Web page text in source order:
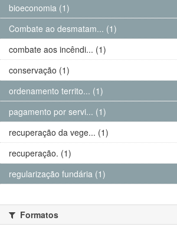
bioeconomia (1)
Combate ao desmatam... (1)
combate aos incêndi... (1)
conservação (1)
ordenamento territo... (1)
pagamento por servi... (1)
recuperação da vege... (1)
recuperação. (1)
regularização fundária (1)
Formatos